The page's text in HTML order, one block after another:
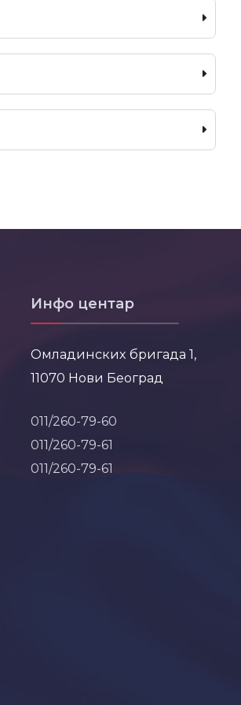
Инфо центар
Омладинских бригада 1,
11070 Нови Београд
011/260-79-60
011/260-79-61
011/260-79-61